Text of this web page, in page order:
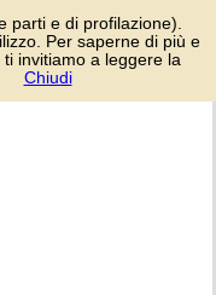
Curiosità ed
informazioni utili sulle
principali mete
parti e di profilazione).
Per saperne di più e
invitiamo a leggere la
Chiudi